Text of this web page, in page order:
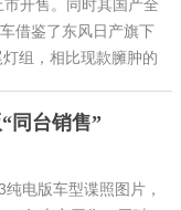
开售。同时其国产全
借鉴了东风日产旗下
组，相比现款臃肿的
同台销售”
电版车型谍照图片，